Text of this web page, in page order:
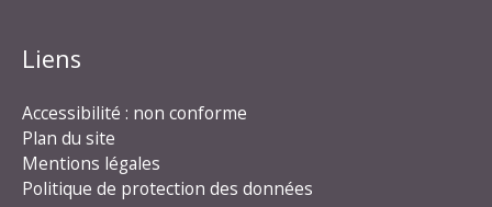
Liens
Accessibilité : non conforme
Plan du site
Mentions légales
Politique de protection des données